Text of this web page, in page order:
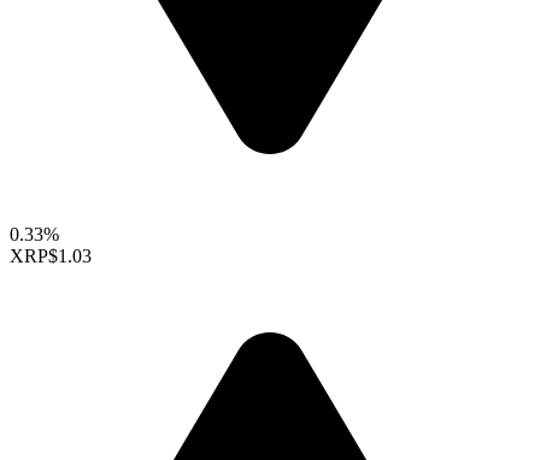
0.33%
XRP$1.03